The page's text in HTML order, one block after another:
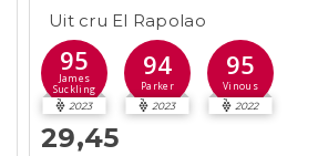
Uit cru El Rapolao
95
James
Suckling
2023
94
Parker
2023
95
Vinous
2022
29,45